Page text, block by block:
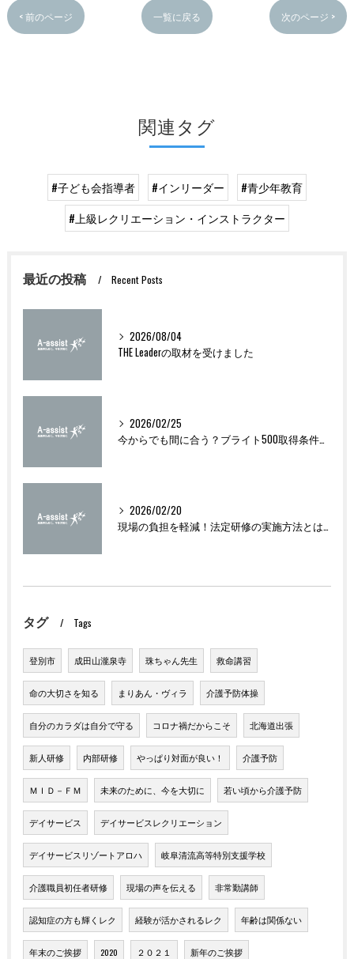
< 前のページ 一覧に戻る 次のページ >
関連タグ
#子ども会指導者 #インリーダー
#青少年教育
#上級レクリエーション・インストラクター
最近の投稿 Recent Posts
2026/08/04
THE Leaderの取材を受けました
2026/02/25
今からでも間に合う？ブライト500取得条件をわかりやすく解説
2026/02/20
タグ Tags
登別市 成田山瀧泉寺 珠ちゃん先生 救命講習
命の大切さを知る まりあん・ヴィラ 介護予防体操
自分のカラダは自分で守る コロナ禍だからこそ 北海道出張
新人研修 内部研修 やっぱり対面が良い！ 介護予防
ＭＩＤ－ＦＭ 未来のために、今を大切に 若い頃から介護予防
デイサービス デイサービスレクリエーション
デイサービスリゾートアロハ 岐阜清流高等特別支援学校
介護職員初任者研修 現場の声を伝える 非常勤講師
認知症の方も輝くレク 経験が活かされるレク 年齢は関係ない
年末のご挨拶 2020 ２０２１ 新年のご挨拶